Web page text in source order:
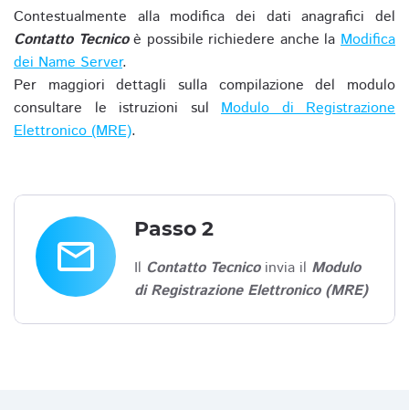
Contestualmente alla modifica dei dati anagrafici del
Contatto Tecnicoè possibile richiedere anche laModifica
dei Name Server.
Per maggiori dettagli sulla compilazione del modulo
consultare le istruzioni sul Modulo di Registrazione
Elettronico (MRE).
email
Passo 2
Il Contatto Tecnicoinvia il Modulo
di Registrazione Elettronico (MRE)